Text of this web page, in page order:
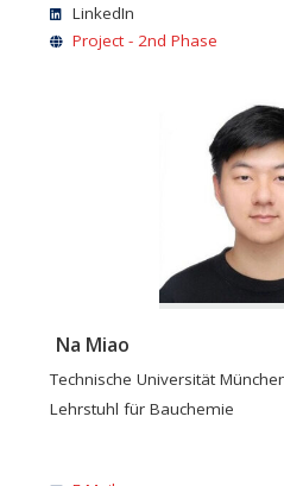
LinkedIn
Project - 2nd Phase
Na Miao
Technische Universität
Lehrstuhl für Bauchemie